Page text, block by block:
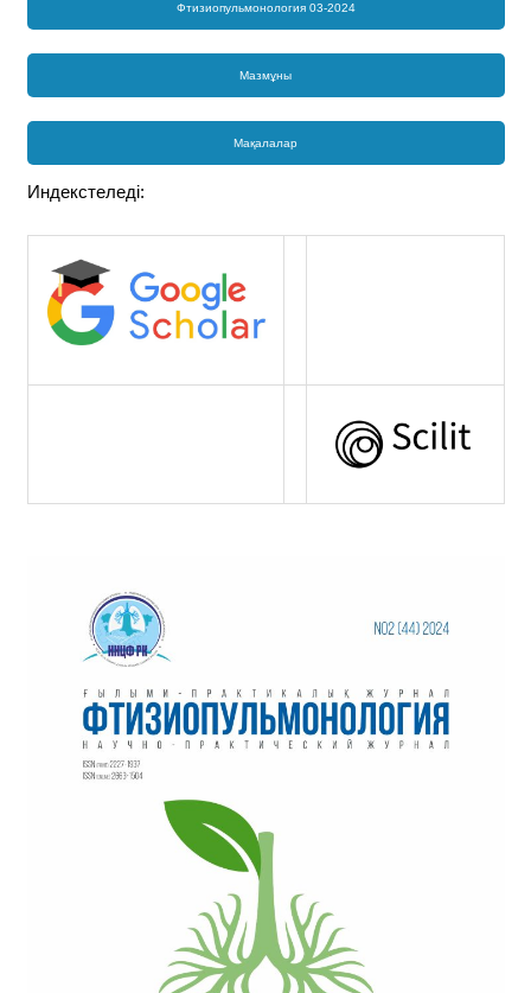
Фтизиопульмонология 03-2024
Мазмұны
Мақалалар
Индекстеледі: